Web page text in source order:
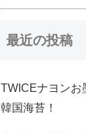
最近の投稿
TWICEナヨンお
韓国海苔！